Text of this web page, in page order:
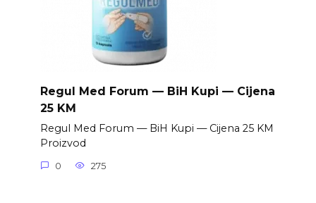
Regul Med Forum — BiH Kupi — Cijena
25 KM
Regul Med Forum — BiH Kupi — Cijena 25 KM
Proizvod
0 275